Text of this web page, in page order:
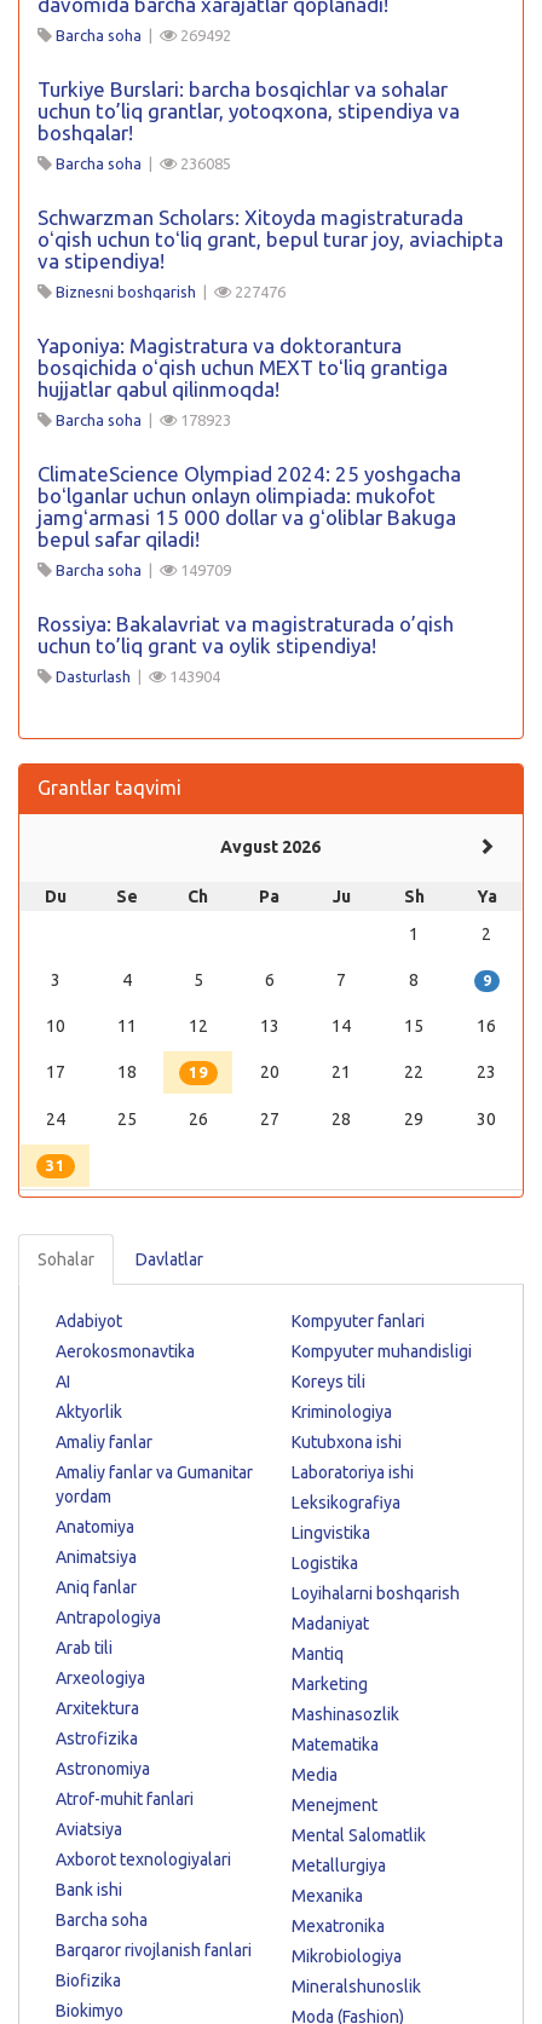
Barcha soha | 269492
Turkiye Burslari: barcha bosqichlar va sohalar
uchun to’liq grantlar, yotoqxona, stipendiya va
boshqalar!
Barcha soha | 236085
Schwarzman Scholars: Xitoyda magistraturada
oʻqish uchun toʻliq grant, bepul turar joy, aviachipta
va stipendiya!
Biznesni boshqarish | 227476
Yaponiya: Magistratura va doktorantura
bosqichida oʻqish uchun MEXT toʻliq grantiga
hujjatlar qabul qilinmoqda!
Barcha soha | 178923
ClimateScience Olympiad 2024: 25 yoshgacha
boʻlganlar uchun onlayn olimpiada: mukofot
jamgʻarmasi 15 000 dollar va gʻoliblar Bakuga
bepul safar qiladi!
Barcha soha | 149709
Rossiya: Bakalavriat va magistraturada o’qish
uchun to’liq grant va oylik stipendiya!
Dasturlash | 143904
Grantlar taqvimi
Avgust 2026
Du Se Ch Pa Ju Sh
Ya
1
2
3 4 5 6 7 8 9
10 11 12 13 14 15 16
17 18 19 20 21 22 23
24 25 26 27 28 29 30
31
Sohalar Davlatlar
Adabiyot
Aerokosmonavtika
AI
Aktyorlik
Amaliy fanlar
Amaliy fanlar va Gumanitar
yordam
Anatomiya
Animatsiya
Aniq fanlar
Antrapologiya
Arab tili
Arxeologiya
Arxitektura
Astrofizika
Astronomiya
Atrof-muhit fanlari
Aviatsiya
Axborot texnologiyalari
Bank ishi
Barcha soha
Barqaror rivojlanish fanlari
Biofizika
Biokimyo
Kompyuter fanlari
Kompyuter muhandisligi
Koreys tili
Kriminologiya
Kutubxona ishi
Laboratoriya ishi
Leksikografiya
Lingvistika
Logistika
Loyihalarni boshqarish
Madaniyat
Mantiq
Marketing
Mashinasozlik
Matematika
Media
Menejment
Mental Salomatlik
Metallurgiya
Mexanika
Mexatronika
Mikrobiologiya
Mineralshunoslik
Moda (Fashion)